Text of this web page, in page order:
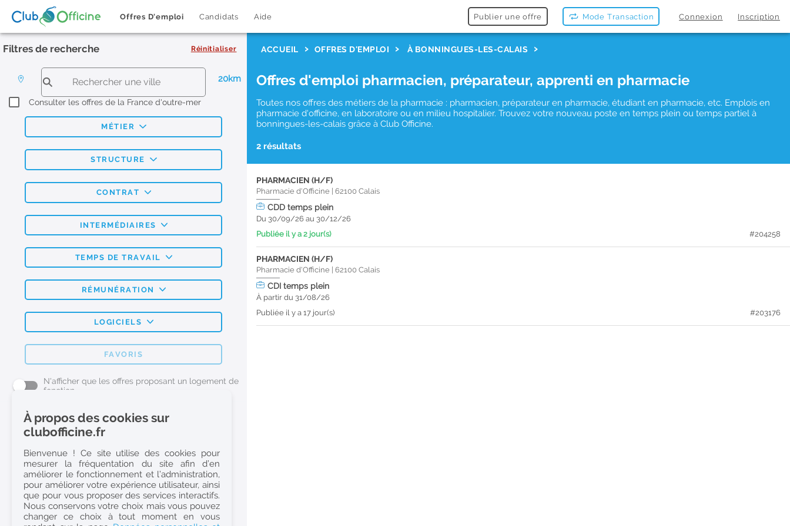
Offres D'emploi Candidats Aide Publier une offre Mode Transaction Connexion Inscription
Filtres de recherche Réinitialiser
20km
Consulter les offres de la France d'outre-mer
MÉTIER
STRUCTURE
CONTRAT
INTERMÉDIAIRES
TEMPS DE TRAVAIL
RÉMUNÉRATION
LOGICIELS
FAVORIS
N'afficher que les offres proposant un logement de
fonction
L'emploi Pharmacie par métier
Pharmacien (H/F)
Préparateur en Pharmacie (H/F)
Etudiant en Pharmacie (H/F)
Etudiant en Pharmacie 6e année validée (H/F)
Conseiller Dermo Cosmetique - Esthéticienne (H/F)
ACCUEIL OFFRES D'EMPLOI À BONNINGUES-LES-CALAIS
Offres d'emploi pharmacien, préparateur, apprenti en pharmacie
Toutes nos offres des métiers de la pharmacie : pharmacien, préparateur en pharmacie, étudiant en pharmacie, etc. Emplois en
pharmacie d'officine, en laboratoire ou en milieu hospitalier. Trouvez votre nouveau poste en temps plein ou temps partiel à
bonningues-les-calais grâce à Club Officine.
2 résultats
PHARMACIEN (H/F)
Pharmacie d'Officine |62100Calais
CDDtemps plein
Du 30/09/26 au 30/12/26
Publiée il y a 2 jour(s)
#204258
PHARMACIEN (H/F)
Pharmacie d'Officine |62100Calais
CDItemps plein
À partir du 31/08/26
Publiée il y a 17 jour(s)
#203176
À propos des cookies sur
clubofficine.fr
Bienvenue ! Ce site utilise des cookies pour
mesurer la fréquentation du site afin d’en
améliorer le fonctionnement et l’administration,
pour améliorer votre expérience utilisateur, ainsi
que pour vous proposer des services interactifs.
Nous conservons votre choix mais vous pouvez
changer ce choix à tout moment en vous